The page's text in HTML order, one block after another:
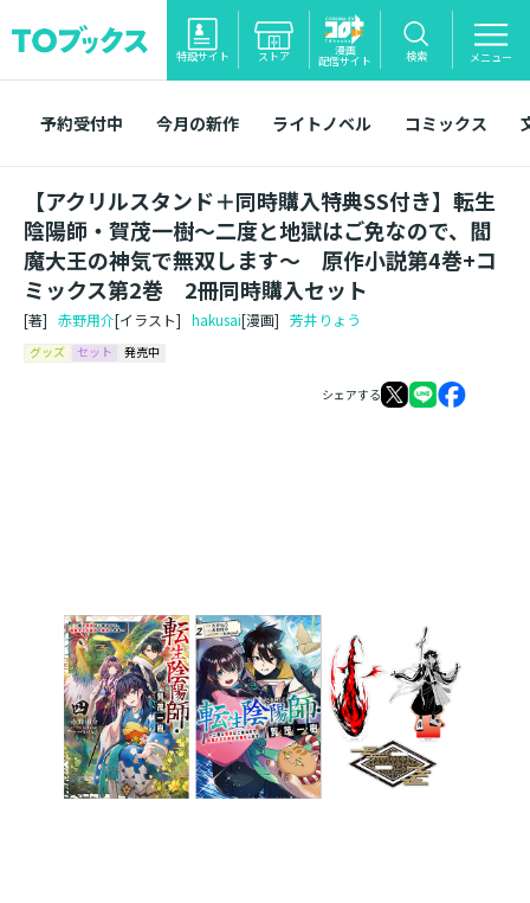
特設サイト ストア 漫画
配信サイト 検索 メニュー
予約受付中 今月の新作 ライトノベル コミックス
【アクリルスタンド＋同時購入特典SS付き】転生
陰陽師・賀茂一樹～二度と地獄はご免なので、閻
魔大王の神気で無双します～ 原作小説第4巻+コ
ミックス第2巻 2冊同時購入セット
[著] 赤野用介[イラスト] hakusai[漫画] 芳井りょう
グッズ セット 発売中
シェアする